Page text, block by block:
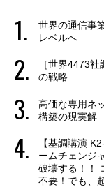
世界の通信事
レベルへ
［世界4473
の戦略
高価な専用ネ
構築の現実解
【基調講演
ームチェンジ
破壊する！！
不要！でも、